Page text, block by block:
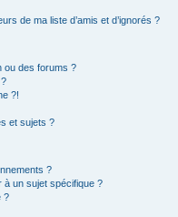
de ma liste d’amis et d’ignorés ?
ou des forums ?
?!
et sujets ?
?
à un sujet spécifique ?
?